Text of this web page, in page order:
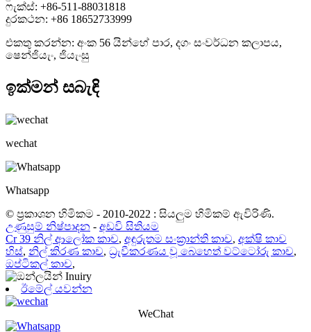
ෆැක්ස්: +86-511-88031818
දුරකථන: +86 18652733999
එකතු කරන්න: අංක 56 යින්හේ පාර, දගං සංවර්ධන කලාපය,
ෂෙන්ජියැං, ජියැංසු
ඉක්මන් සබැඳි
wechat
Whatsapp
© ප්‍රකාශන හිමිකම - 2010-2022 : සියලුම හිමිකම් ඇවිරිණි.
උණුසුම් නිෂ්පාදන - අඩවි සිතියම
Cr 39 නිල් ආලෝක කාච, අඳුරුතම සංක්‍රාන්ති කාච, අක්ෂි කාච
හිස්, නිල් කිරණ කාච, ධ්‍රැවීකරණය වූ බෙහෙත් වට්ටෝරු කාච,
ඔප්ටිකල් කාච,
ඊමේල් යවන්න
WeChat